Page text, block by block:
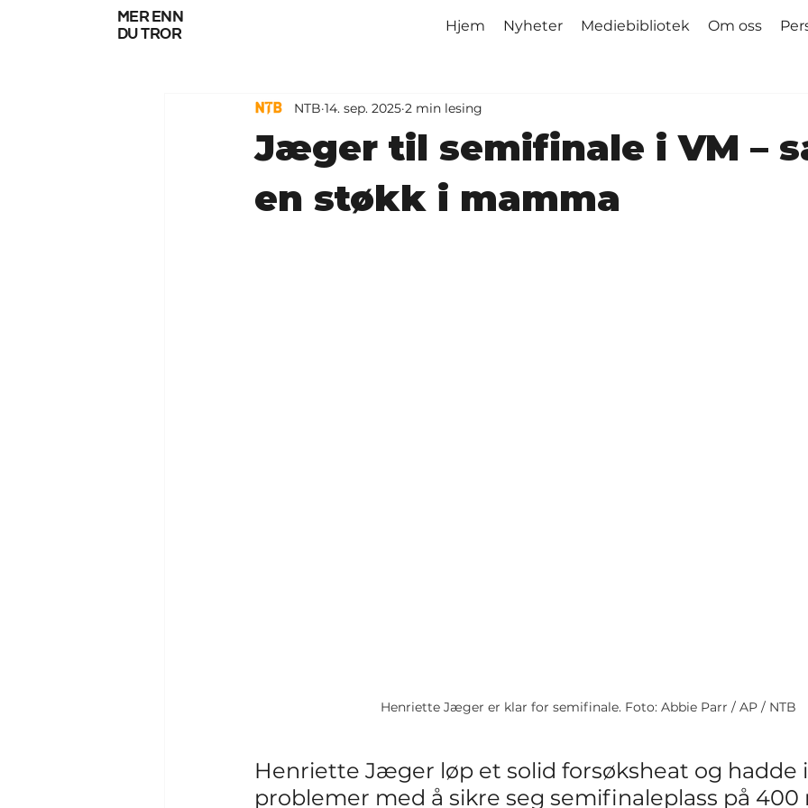
mer enn
du tror
Hjem Nyheter Mediebibliotek Om oss
Jæger til semifinale i VM –
en støkk i mamma
NTB 14. sep. 2025 2 min lesing
Henriette Jæger er klar for semifinale. Foto: Abbie Parr / AP / NTB
Henriette Jæger løp et solid forsøksheat og hadde
problemer med å sikre seg semifinaleplass på 400